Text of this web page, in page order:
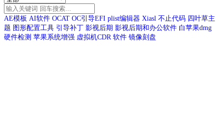
AE模板 AI软件 OCAT OC引导EFI plist编辑器 Xiasl 不止代码 四叶草主
题 图形配置工具 引导补丁 影视后期 影视后期和办公软件 白苹果dmg
硬件检测 苹果系统增强 虚拟机CDR 软件 镜像刻盘